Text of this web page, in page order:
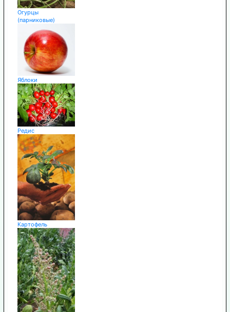
Огурцы
(парниковые)
Яблоки
Редис
Картофель